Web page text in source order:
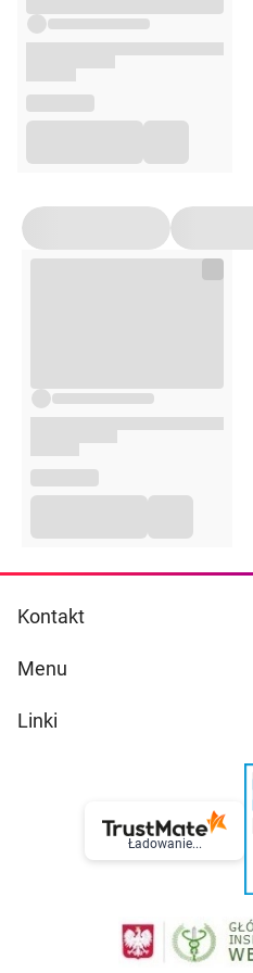
Opakowanie
20 saszetek
Kontakt
Menu
Linki
Ładowanie...